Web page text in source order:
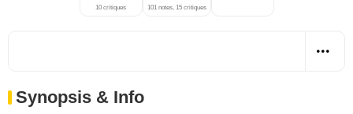
10 critiques 101 notes, 15 critiques
Synopsis & Info